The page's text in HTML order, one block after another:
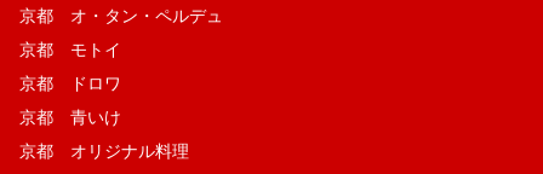
京都 オ・タン・ペルデュ
京都 モトイ
京都 ドロワ
京都 青いけ
京都 オリジナル料理